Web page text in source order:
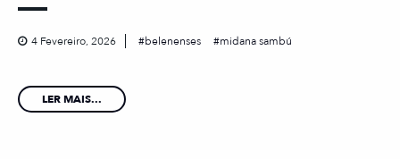
4 Fevereiro, 2026 belenenses midana sambú
LER MAIS...